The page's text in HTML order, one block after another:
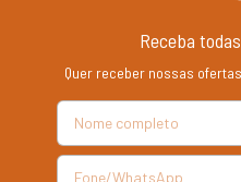
Receba
Quer receber nossas